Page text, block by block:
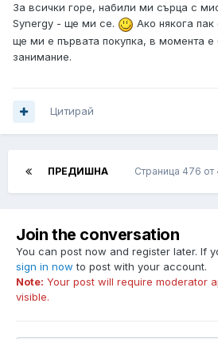
За всички горе, набили ми сърца с
Synergy - ще ми се.
Ако някога
ще ми е първата покупка, в момента е
занимание.
Цитирай
ПРЕДИШНА Страница 476 от
Join the conversation
You can post now and register later. If
sign in now to post with your account.
Note: Your post will require moderator
visible.